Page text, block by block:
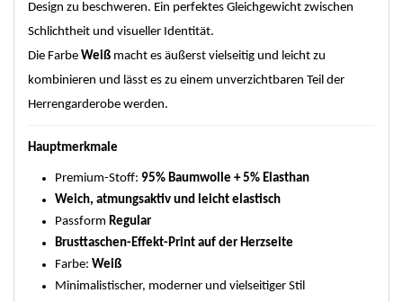
Design zu beschweren. Ein perfektes Gleichgewicht zwischen
Schlichtheit und visueller Identität.
Die Farbe Weiß macht es äußerst vielseitig und leicht zu
kombinieren und lässt es zu einem unverzichtbaren Teil der
Herrengarderobe werden.
Hauptmerkmale
Premium-Stoff: 95% Baumwolle + 5% Elasthan
Weich, atmungsaktiv und leicht elastisch
Passform Regular
Brusttaschen-Effekt-Print auf der Herzseite
Farbe: Weiß
Minimalistischer, moderner und vielseitiger Stil